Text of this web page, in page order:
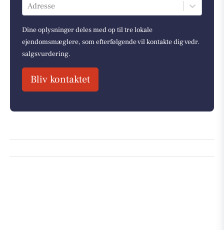
Adresse
Dine oplysninger deles med op til tre lokale
ejendomsmæglere, som efterfølgende vil kontakte dig vedr.
salgsvurdering.
Bliv kontaktet